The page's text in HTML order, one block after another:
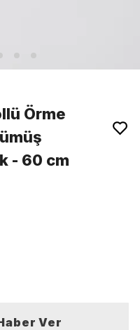
Örme
- 60 cm
Ver